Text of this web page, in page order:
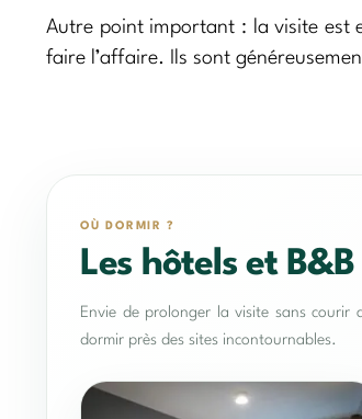
Autre point important : la visite est
faire l’affaire. Ils sont
OÙ DORMIR ?
Les hôtels et
Envie de prolonger la visite sans courir
dormir près des sites incontournables.